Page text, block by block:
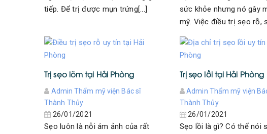
tiếp. Để trị được mụn trứng[...]
sức khỏe nhưng nó gây
mỹ. Việc điều trị sẹo rỗ,
Trị sẹo lõm tại Hải Phòng
Admin Thẩm mỹ viện Bác sĩ
Thành Thủy
26/01/2021
Sẹo luôn là nỗi ám ảnh của rất
Trị sẹo lồi tại Hải Phòng
Admin Thẩm mỹ viện
Thành Thủy
26/01/2021
Sẹo lồi là gì? Có thể nói